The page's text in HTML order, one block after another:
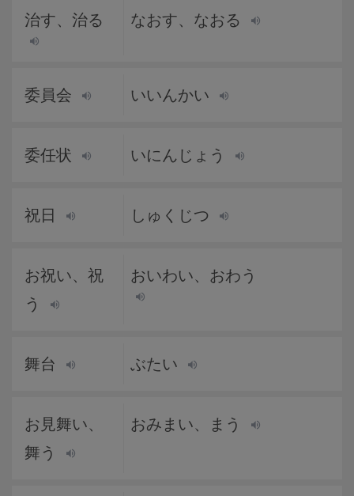
治す、治る なおす、なおる
委員会 いいんかい
委任状 いにんじょう
祝日 しゅくじつ
お祝い、祝
う
おいわい、おわう
舞台 ぶたい
お見舞い、
舞う
おみまい、まう